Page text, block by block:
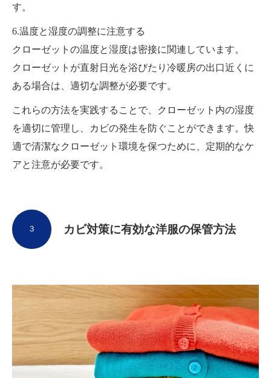
す。
6.温度と湿度の調整に注意する
クローゼットの温度と湿度は密接に関連しています。
クローゼットが直射日光を浴びたり冷暖房の出口近くに
ある場合は、適切な調整が必要です。
これらの方法を実践することで、クローゼット内の湿度
を適切に管理し、カビの発生を防ぐことができます。快
適で清潔なクローゼット環境を保つために、定期的なケ
アと注意が必要です。
カビ対策に有効な洋服の保管方法
３